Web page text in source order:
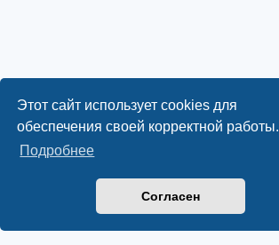
Этот сайт использует cookies для
обеспечения своей корректной работы.
Подробнее
Согласен